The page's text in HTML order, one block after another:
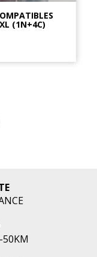
(1N+4C)
50KM